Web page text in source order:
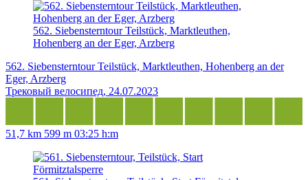
562. Siebensterntour Teilstück, Marktleuthen,
Hohenberg an der Eger, Arzberg
562. Siebensterntour Teilstück, Marktleuthen, Hohenberg an der
Eger, Arzberg
Трековый велосипед, 24.07.2023
51,7 km 599 m 03:25 h:m